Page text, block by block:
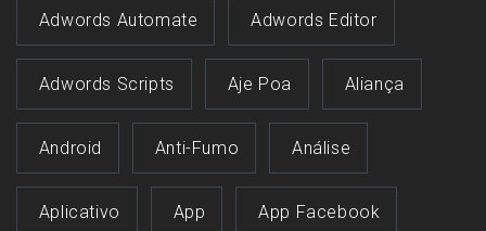
Adwords Automate Adwords Editor
Adwords Scripts Aje Poa Aliança
Android Anti-Fumo Análise
Aplicativo App App Facebook